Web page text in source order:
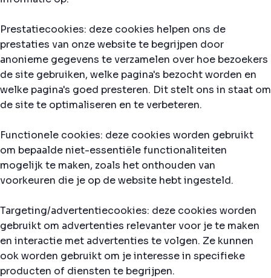
Prestatiecookies: deze cookies helpen ons de
prestaties van onze website te begrijpen door
anonieme gegevens te verzamelen over hoe bezoekers
de site gebruiken, welke pagina's bezocht worden en
welke pagina's goed presteren. Dit stelt ons in staat om
de site te optimaliseren en te verbeteren.
Functionele cookies: deze cookies worden gebruikt
om bepaalde niet-essentiële functionaliteiten
mogelijk te maken, zoals het onthouden van
voorkeuren die je op de website hebt ingesteld.
Targeting/advertentiecookies: deze cookies worden
gebruikt om advertenties relevanter voor je te maken
en interactie met advertenties te volgen. Ze kunnen
ook worden gebruikt om je interesse in specifieke
producten of diensten te begrijpen.